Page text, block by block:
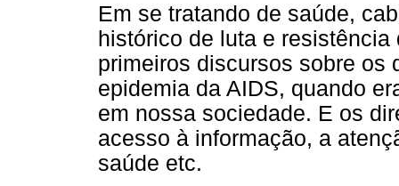
Em se tratando de saúde,
histórico de luta e
primeiros discursos sobre os
epidemia da AIDS, quando
em nossa sociedade. E os
acesso à informação, a
saúde etc.